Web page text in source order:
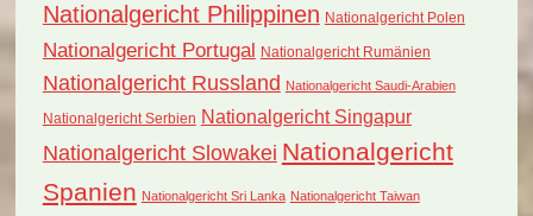
Nationalgericht Philippinen Nationalgericht Polen
Nationalgericht Portugal Nationalgericht Rumänien
Nationalgericht Russland Nationalgericht Saudi-Arabien
Nationalgericht Serbien Nationalgericht Singapur
Nationalgericht Slowakei Nationalgericht
Spanien Nationalgericht Sri Lanka Nationalgericht Taiwan